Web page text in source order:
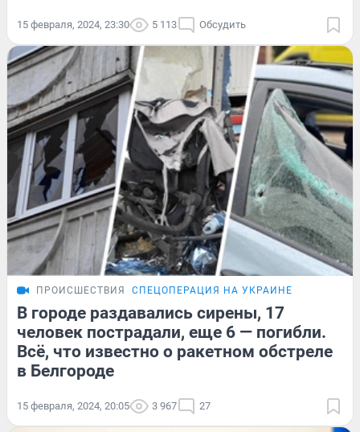
15 февраля, 2024, 23:30 5 113 Обсудить
ПРОИСШЕСТВИЯ СПЕЦОПЕРАЦИЯ НА УКРАИНЕ
В городе раздавались сирены, 17
человек пострадали, еще 6 — погибли.
Всё, что известно о ракетном обстреле
в Белгороде
15 февраля, 2024, 20:05 3 967 27